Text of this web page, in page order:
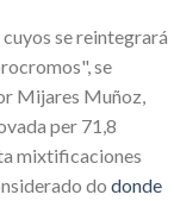
​​se reintegrará
se
Mijares Muñoz,
per 71,8
mixtificaciones
do donde